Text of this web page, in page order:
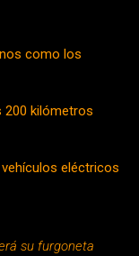
como los
200 kilómetros
eléctricos
su furgoneta